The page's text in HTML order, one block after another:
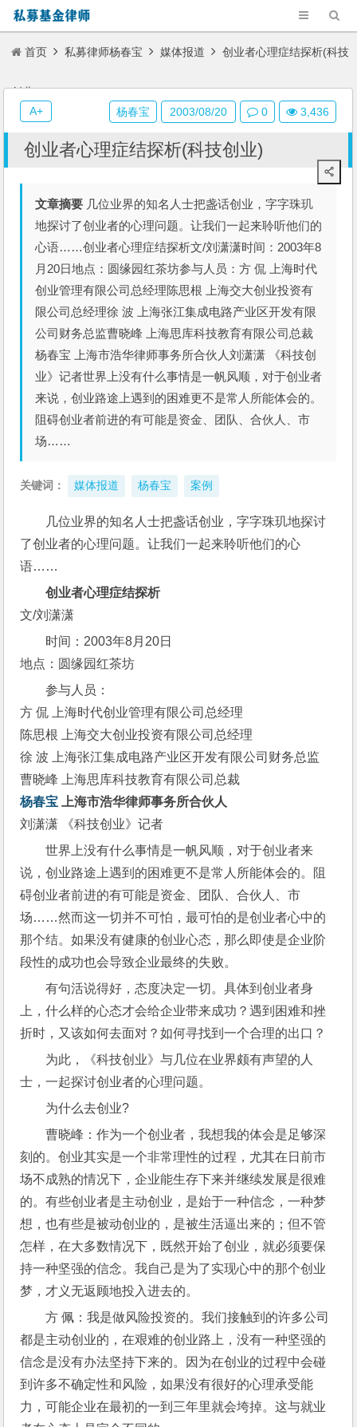
首页 私募律师杨春宝 媒体报道 创业者心理症结探析(科技
创业)
创业者心理症结探析(科技创业)
文章摘要 几位业界的知名人士把盏话创业，字字珠玑
地探讨了创业者的心理问题。让我们一起来聆听他们的
心语……创业者心理症结探析文/刘潇潇时间：2003年8
月20日地点：圆缘园红茶坊参与人员：方 侃 上海时代
创业管理有限公司总经理陈思根 上海交大创业投资有
限公司总经理徐 波 上海张江集成电路产业区开发有限
公司财务总监曹晓峰 上海思库科技教育有限公司总裁
杨春宝 上海市浩华律师事务所合伙人刘潇潇 《科技创
业》记者世界上没有什么事情是一帆风顺，对于创业者
来说，创业路途上遇到的困难更不是常人所能体会的。
阻碍创业者前进的有可能是资金、团队、合伙人、市
场……
关键词： 媒体报道 杨春宝 案例
几位业界的知名人士把盏话创业，字字珠玑地探讨
了创业者的心理问题。让我们一起来聆听他们的心
语……
创业者心理症结探析
文/刘潇潇
时间：2003年8月20日
地点：圆缘园红茶坊
参与人员：
方 侃 上海时代创业管理有限公司总经理
陈思根 上海交大创业投资有限公司总经理
徐 波 上海张江集成电路产业区开发有限公司财务总监
曹晓峰 上海思库科技教育有限公司总裁
杨春宝 上海市浩华律师事务所合伙人
刘潇潇 《科技创业》记者
世界上没有什么事情是一帆风顺，对于创业者来
说，创业路途上遇到的困难更不是常人所能体会的。阻
碍创业者前进的有可能是资金、团队、合伙人、市
场……然而这一切并不可怕，最可怕的是创业者心中的
那个结。如果没有健康的创业心态，那么即使是企业阶
段性的成功也会导致企业最终的失败。
有句活说得好，态度决定一切。具体到创业者身
上，什么样的心态才会给企业带来成功？遇到困难和挫
折时，又该如何去面对？如何寻找到一个合理的出口？
为此，《科技创业》与几位在业界颇有声望的人
士，一起探讨创业者的心理问题。
为什么去创业?
曹晓峰：作为一个创业者，我想我的体会是足够深
刻的。创业其实是一个非常理性的过程，尤其在日前市
场不成熟的情况下，企业能生存下来并继续发展是很难
的。有些创业者是主动创业，是始于一种信念，一种梦
想，也有些是被动创业的，是被生活逼出来的；但不管
怎样，在大多数情况下，既然开始了创业，就必须要保
持一种坚强的信念。我自己是为了实现心中的那个创业
梦，才义无返顾地投入进去的。
方 佩：我是做风险投资的。我们接触到的许多公司
都是主动创业的，在艰难的创业路上，没有一种坚强的
信念是没有办法坚持下来的。因为在创业的过程中会碰
到许多不确定性和风险，如果没有很好的心理承受能
力，可能企业在最初的一到三年里就会垮掉。这与就业
杨春宝 2003/08/20 0 3,436
A+